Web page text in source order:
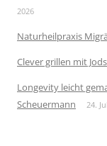
2026
Naturheilpraxis
Clever grillen mit
Longevity leicht
Scheuermann
24.